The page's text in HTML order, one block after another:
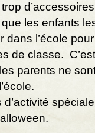
que les enfants
dans l’école
de classe.
parents ne
d’activité